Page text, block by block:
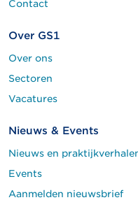
Contact
Over GS1
Over ons
Sectoren
Vacatures
Nieuws & Events
Nieuws en
Events
Aanmelden nieuwsbrief